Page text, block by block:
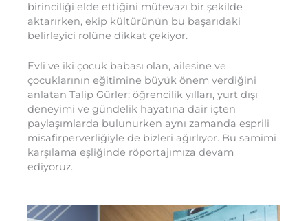
birinciliği elde ettiğini mütevazı bir şekilde
aktarırken, ekip kültürünün bu başarıdaki
belirleyici rolüne dikkat çekiyor.
Evli ve iki çocuk babası olan, ailesine ve
çocuklarının eğitimine büyük önem verdiğini
anlatan Talip Gürler; öğrencilik yılları, yurt dışı
deneyimi ve gündelik hayatına dair içten
paylaşımlarda bulunurken aynı zamanda esprili
misafirperverliğiyle de bizleri ağırlıyor. Bu samimi
karşılama eşliğinde röportajımıza devam
ediyoruz.